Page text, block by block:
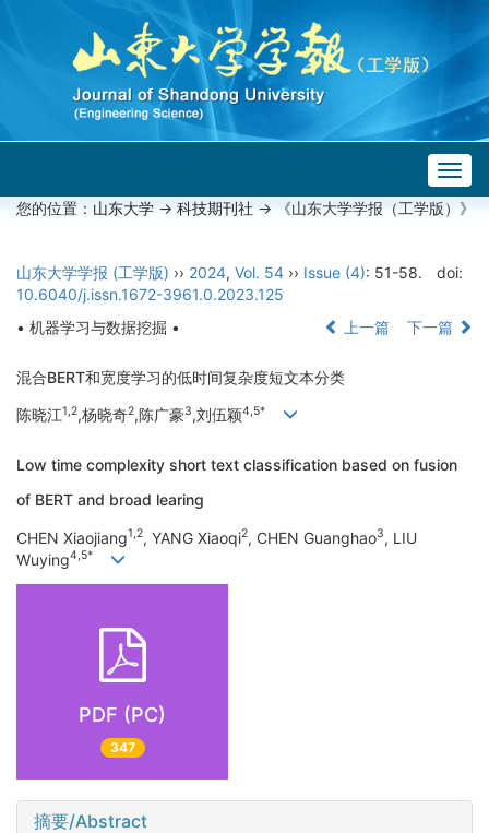
您的位置： 山东大学 -> 科技期刊社 -> 《山东大学学报（工学版）》
山东大学学报 (工学版) ›› 2024, Vol. 54 ›› Issue (4): 51-58.
doi:
10.6040/j.issn.1672-3961.0.2023.125
• 机器学习与数据挖掘 •
上一篇 下一篇
混合BERT和宽度学习的低时间复杂度短文本分类
陈晓江1,2,杨晓奇2,陈广豪3,刘伍颖4,5*
Low time complexity short text classification based on fusion
of BERT and broad learing
CHEN Xiaojiang1,2, YANG Xiaoqi2, CHEN Guanghao3, LIU
Wuying4,5*
PDF (PC)
347
摘要/Abstract